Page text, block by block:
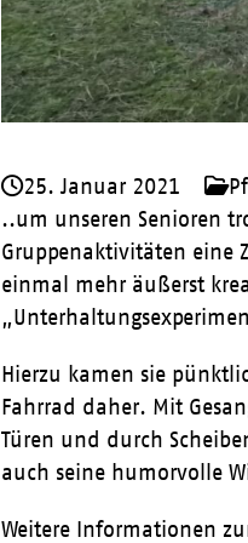
25. Januar 2021
..um unseren Senioren
Gruppenaktivitäten eine
einmal mehr äußerst
Hierzu kamen sie
Fahrrad daher. Mit
Türen und durch
auch seine humorvolle
Weitere Informationen